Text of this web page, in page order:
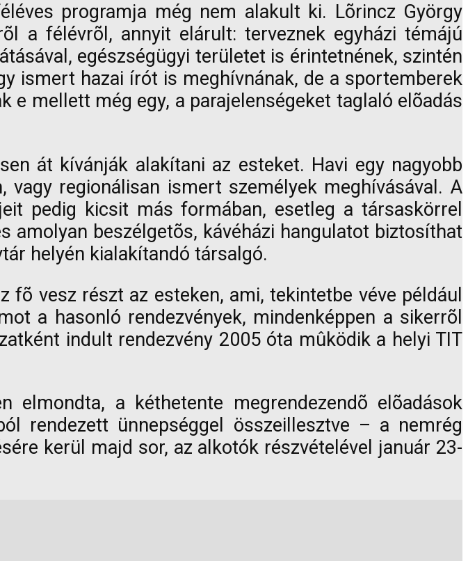
programja még nem alakult ki. Lõrincz György
a félévrõl, annyit elárult: terveznek egyházi témájú
egészségügyi területet is érintetnének, szintén
ismert hazai írót is meghívnának, de a sportemberek
e mellett még egy, a parajelenségeket taglaló elõadás
át kívánják alakítani az esteket. Havi egy nagyobb
regionálisan ismert személyek meghívásával. A
pedig kicsit más formában, esetleg a társaskörrel
amolyan beszélgetõs, kávéházi hangulatot biztosíthat
helyén kialakítandó társalgó.
vesz részt az esteken, ami, tekintetbe véve például
a hasonló rendezvények, mindenképpen a sikerrõl
indult rendezvény 2005 óta mûködik a helyi TIT
elmondta, a kéthetente megrendezendõ elõadások
rendezett ünnepséggel összeillesztve – a nemrég
kerül majd sor, az alkotók részvételével január 23-